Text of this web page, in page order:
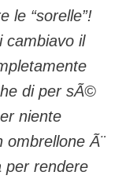
le “sorelle”!
cambiavo il
di per sÃ©
niente
Ã¨
per rendere